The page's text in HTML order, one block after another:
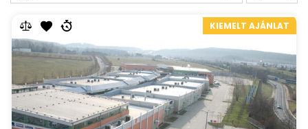
KIEMELT AJÁNLAT